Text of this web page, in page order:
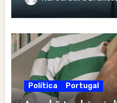
Política Portugal